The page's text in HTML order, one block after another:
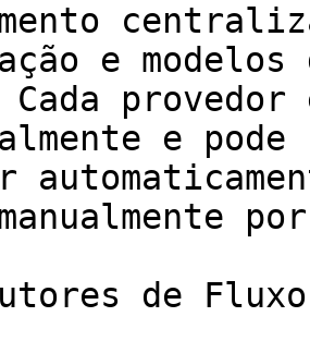
e
Cada
e
de